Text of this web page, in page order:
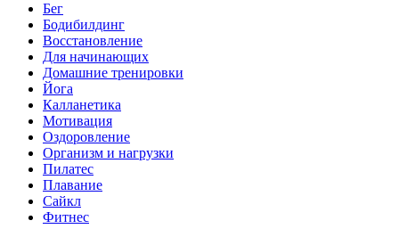
Бег
Бодибилдинг
Восстановление
Для начинающих
Домашние тренировки
Йога
Калланетика
Мотивация
Оздоровление
Организм и нагрузки
Пилатес
Плавание
Сайкл
Фитнес